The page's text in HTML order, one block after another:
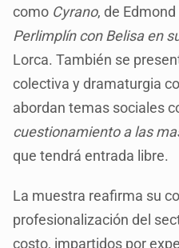
como Cyrano, de
Perlimplín con Belisa en
Lorca. También se
colectiva y dramaturgia
abordan temas sociales
cuestionamiento a las
que tendrá entrada libre.
La muestra reafirma su
profesionalización del
costo, impartidos por